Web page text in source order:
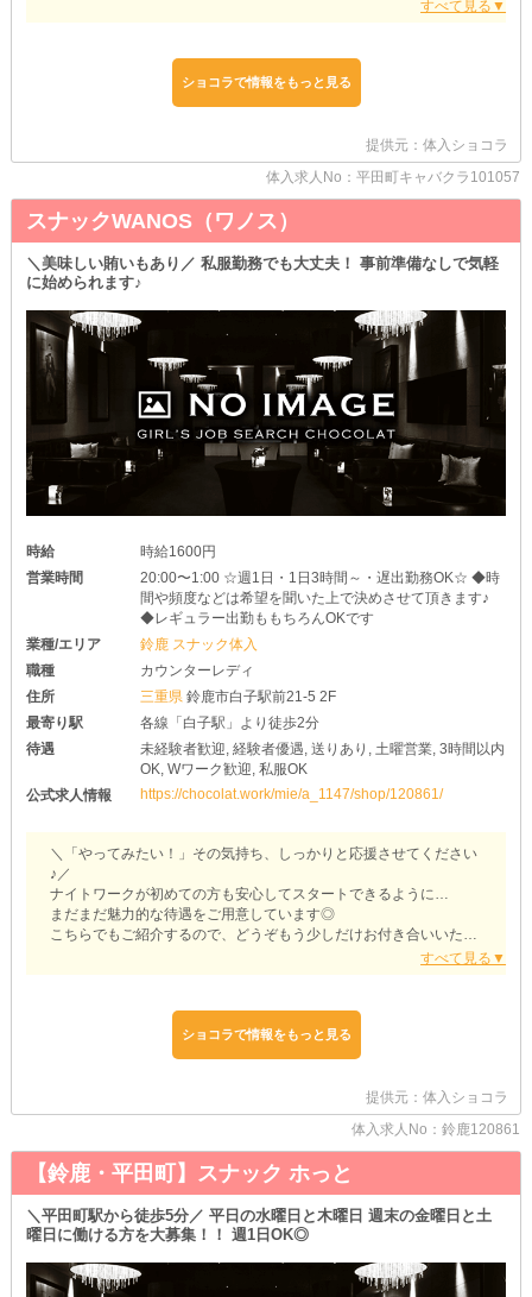
ショコラで情報をもっと見る
提供元：体入ショコラ
体入求人No：平田町キャバクラ101057
スナックWANOS（ワノス）
＼美味しい賄いもあり／ 私服勤務でも大丈夫！ 事前準備なしで気軽
に始められます♪
時給
時給1600円
営業時間
20:00〜1:00 ☆週1日・1日3時間～・遅出勤務OK☆ ◆時
間や頻度などは希望を聞いた上で決めさせて頂きます♪
◆レギュラー出勤ももちろんOKです
業種/エリア
鈴鹿 スナック体入
職種
カウンターレディ
住所
三重県鈴鹿市白子駅前21-5 2F
最寄り駅
各線「白子駅」より徒歩2分
待遇
未経験者歓迎, 経験者優遇, 送りあり, 土曜営業, 3時間以内
OK, Wワーク歓迎, 私服OK
公式求人情報
https://chocolat.work/mie/a_1147/shop/120861/
＼「やってみたい！」その気持ち、しっかりと応援させてください
♪／
ナイトワークが初めての方も安心してスタートできるように…
まだまだ魅力的な待遇をご用意しています◎
こちらでもご紹介するので、どうぞもう少しだけお付き合いいただ
▽プレッシャーとは無縁の環境
そのため未経験の方も自分のペースで慣れていくことができます♪
面倒なルールに縛られることなく、あなたらしく輝いてください
▽お酒が飲めなくても大丈夫
￣￣￣￣￣￣￣￣￣￣￣￣￣
アルコール飲料が苦手な方、強くない方も心配不要♪
店内に《ソフトドリンク》をご用意しているため、お茶やジュース
を片手に接客してOKです！
万が一勧められてもスタッフがさりげなくフォローするのでご安心
ください◎
ショコラで情報をもっと見る
提供元：体入ショコラ
体入求人No：鈴鹿120861
【鈴鹿・平田町】スナック ホっと
＼平田町駅から徒歩5分／ 平日の水曜日と木曜日 週末の金曜日と土
曜日に働ける方を大募集！！ 週1日OK◎